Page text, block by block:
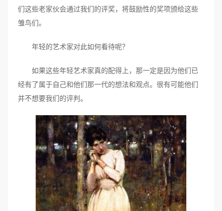
们这些老家伙会通过我们的评奖，将鼓励性的奖项颁给这些
雏鸟们。
年轻的艺术家对此如何看待呢？
如果这些年轻艺术家真的配得上，那一定是因为他们已
经有了属于自己和他们那一代的想法和观点。很有可能他们
并不想要我们的评判。